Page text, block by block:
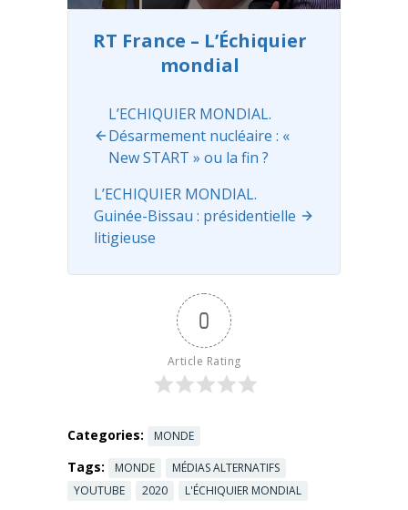
Barbarossa
04:15 ...
more
OM Elu
depuis plus
de trois ans,
Unis ,
Donald
Trump est
continuellem
...
RT France – L’Échiquier
mondial
L’ECHIQUIER MONDIAL.
Désarmement nucléaire : «
New START » ou la fin ?
L’ECHIQUIER MONDIAL.
Guinée-Bissau : présidentielle
litigieuse
0
Article Rating
Categories: MONDE
Tags: MONDE
MÉDIAS ALTERNATIFS
YOUTUBE
2020 L'ÉCHIQUIER MONDIAL